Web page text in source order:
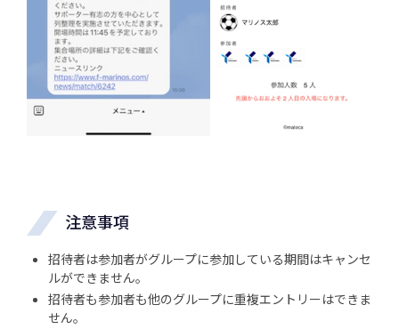
注意事項
招待者は参加者がグループに参加している期間はキャンセ
ルができません。
招待者も参加者も他のグループに重複エントリーはできま
せん。